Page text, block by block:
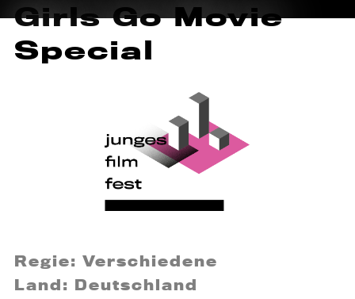
Girls Go Movie
Special
Regie: Verschiedene
Land: Deutschland